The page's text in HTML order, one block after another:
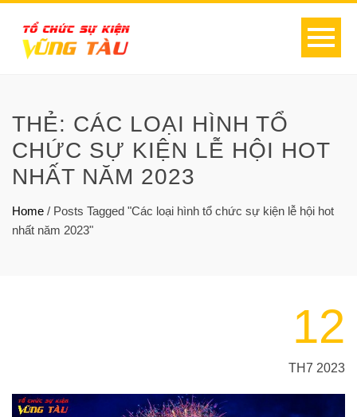
THẺ: CÁC LOẠI HÌNH TỔ
CHỨC SỰ KIỆN LỄ HỘI HOT
NHẤT NĂM 2023
Home / Posts Tagged "Các loại hình tổ chức sự kiện lễ hội hot
nhất năm 2023"
12
TH7 2023